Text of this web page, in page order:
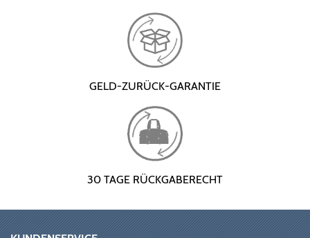
GELD-ZURÜCK-GARANTIE
30 TAGE RÜCKGABERECHT